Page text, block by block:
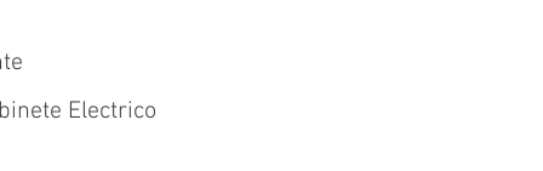
Electrico